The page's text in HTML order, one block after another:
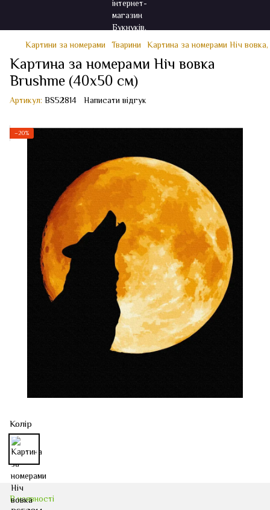
Картини за номерами Тварини Картина за номерами Ніч
Картина за номерами Ніч вовка
Brushme (40x50 см)
Артикул: BS52814 Написати відгук
−20%
Колір
В наявності